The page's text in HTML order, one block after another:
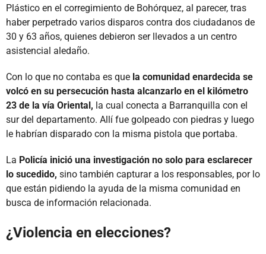
Plástico en el corregimiento de Bohórquez, al parecer, tras
haber perpetrado varios disparos contra dos ciudadanos de
30 y 63 años, quienes debieron ser llevados a un centro
asistencial aledaño.
Con lo que no contaba es que la comunidad enardecida se
volcó en su persecución hasta alcanzarlo en el kilómetro
23 de la vía Oriental, la cual conecta a Barranquilla con el
sur del departamento. Allí fue golpeado con piedras y luego
le habrían disparado con la misma pistola que portaba.
La Policía inició una investigación no solo para esclarecer
lo sucedido, sino también capturar a los responsables, por lo
que están pidiendo la ayuda de la misma comunidad en
busca de información relacionada.
¿Violencia en elecciones?